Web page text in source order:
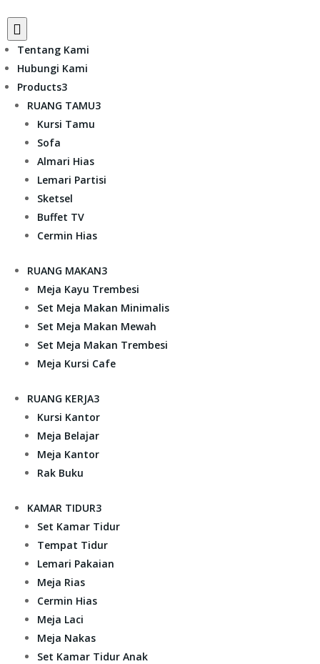

Tentang Kami
Hubungi Kami
Products3
RUANG TAMU3
Kursi Tamu
Sofa
Almari Hias
Lemari Partisi
Sketsel
Buffet TV
Cermin Hias
RUANG MAKAN3
Meja Kayu Trembesi
Set Meja Makan Minimalis
Set Meja Makan Mewah
Set Meja Makan Trembesi
Meja Kursi Cafe
RUANG KERJA3
Kursi Kantor
Meja Belajar
Meja Kantor
Rak Buku
KAMAR TIDUR3
Set Kamar Tidur
Tempat Tidur
Lemari Pakaian
Meja Rias
Cermin Hias
Meja Laci
Meja Nakas
Set Kamar Tidur Anak